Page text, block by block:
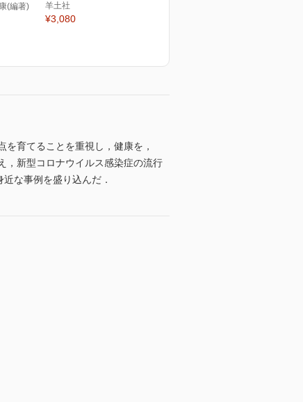
(編著)
羊土社
¥3,080
育てることを重視し，健康を，
，新型コロナウイルス感染症の流行
な事例を盛り込んだ．